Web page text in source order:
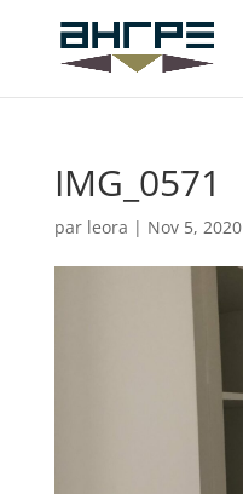
IMG_0571
par leora | Nov 5, 2020